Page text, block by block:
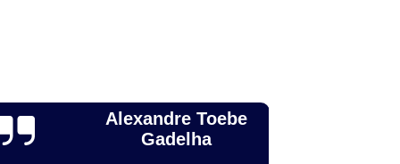
Odontologia para Cachorro
Leticia Zague